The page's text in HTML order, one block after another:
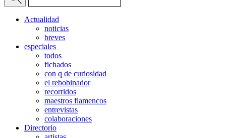
Actualidad
noticias
breves
especiales
todos
fichados
con q de curiosidad
el rebobinador
recorridos
maestros flamencos
entrevistas
colaboraciones
Directorio